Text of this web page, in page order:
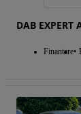
DAB EXPERT
Finantare